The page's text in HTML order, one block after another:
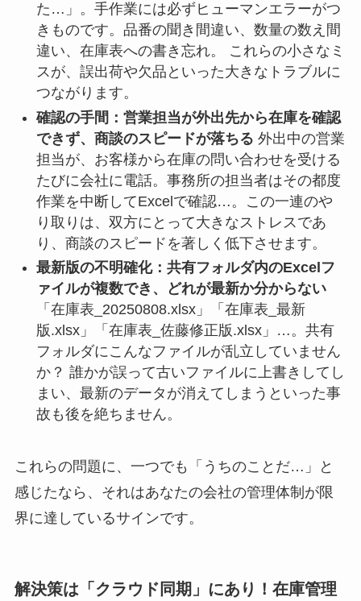
た…」。手作業には必ずヒューマンエラーがつ
きものです。品番の聞き間違い、数量の数え間
違い、在庫表への書き忘れ。 これらの小さなミ
スが、誤出荷や欠品といった大きなトラブルに
つながります。
確認の手間：営業担当が外出先から在庫を確認
できず、商談のスピードが落ちる 外出中の営業
担当が、お客様から在庫の問い合わせを受ける
たびに会社に電話。事務所の担当者はその都度
作業を中断してExcelで確認…。この一連のや
り取りは、双方にとって大きなストレスであ
り、商談のスピードを著しく低下させます。
最新版の不明確化：共有フォルダ内のExcelフ
ァイルが複数でき、どれが最新か分からない
「在庫表_20250808.xlsx」「在庫表_最新
版.xlsx」「在庫表_佐藤修正版.xlsx」…。共有
フォルダにこんなファイルが乱立していません
か？ 誰かが誤って古いファイルに上書きしてし
まい、最新のデータが消えてしまうといった事
故も後を絶ちません。
これらの問題に、一つでも「うちのことだ…」と
感じたなら、それはあなたの会社の管理体制が限
界に達しているサインです。
解決策は「クラウド同期」にあり！在庫管理